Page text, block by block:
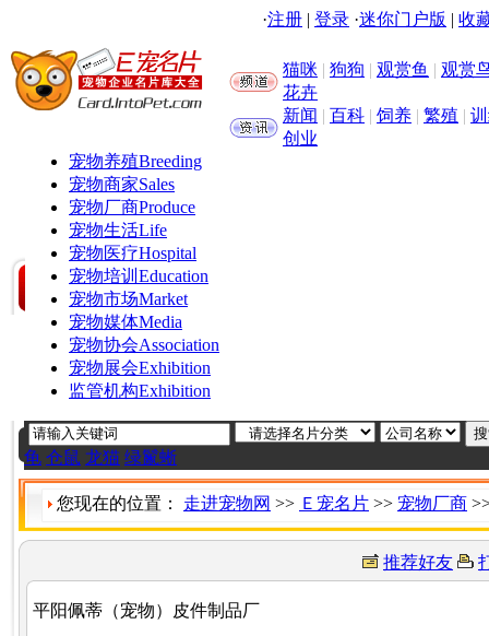
·注册 | 登录 ·迷你门户版 | 收
猫咪 | 狗狗 | 观赏鱼 | 观赏
花卉
新闻 | 百科 | 饲养 | 繁殖 |
创业
宠物养殖Breeding
宠物商家Sales
宠物厂商Produce
宠物生活Life
宠物医疗Hospital
宠物培训 Education
宠物市场Market
宠物媒体Media
宠物协会Association
宠物展会Exhibition
监管机构Exhibition
龟 仓鼠 龙猫 绿鬣蜥
您现在的位置： 走进宠物网 >> Ｅ宠名片 >> 宠物厂商
推荐好友
平阳佩蒂（宠物）皮件制品厂